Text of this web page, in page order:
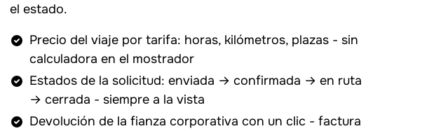
el estado.
Precio del viaje por tarifa: horas, kilómetros, plazas - sin
calculadora en el mostrador
Estados de la solicitud: enviada → confirmada → en ruta
→ cerrada - siempre a la vista
Devolución de la fianza corporativa con un clic - factura